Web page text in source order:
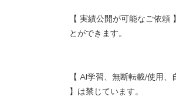
【 実績公開が可能なご依頼
とができます。
【 AI学習、無断転載/使用
】は禁じています。